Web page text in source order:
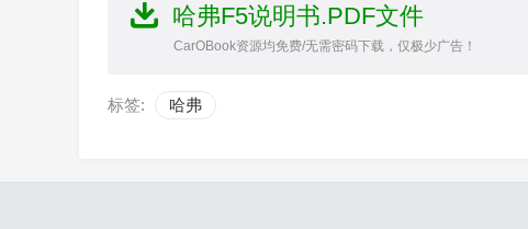
哈弗F5说明书.PDF文件
CarOBook资源均免费/无需密码下载，仅极少广告！
标签: 哈弗